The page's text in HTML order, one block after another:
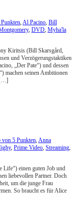
Al Pacino Bill
, DVD Myha'la
Kiritsis (Bill Skarsgård,
und Verzögerungstaktiken
„Der Pate“) und dessen
machen seinen Ambitionen
[…]
von 5 Punkten Anna
, Prime Video Streaming
einen guten Job und
liebevollen Partner. Doch
um die junge Frau
So braucht es für Alice